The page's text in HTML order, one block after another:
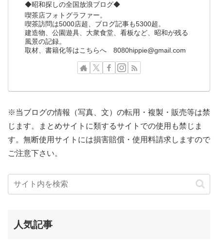
◆昭和探しの全国放浪ブログ◆
喫茶店フォトグラファー。
喫茶訪問は5000店超、ブログ記事も5300超。
建造物、公園遊具、大衆食堂、看板など、昭和が残る
風景の記録。
取材、書籍化等はこちらへ 8080hippie@gmail.com
※当ブログの情報（写真、文）の転用・複製・販売等は禁
じます。まとめサイトに類するサイトでの使用も禁じま
す。無断使用サイトには損害賠償・使用料請求しますので
ご注意下さい。
人気記事